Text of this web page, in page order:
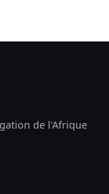
de l'Afrique